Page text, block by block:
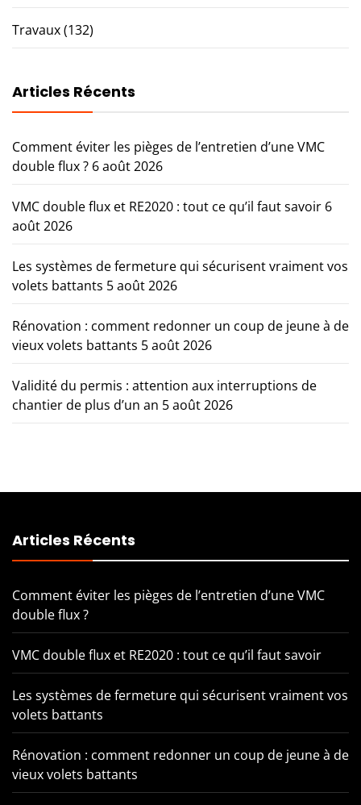
Travaux(132)
Articles Récents
Comment éviter les pièges de l’entretien d’une VMC
double flux ? 6 août 2026
VMC double flux et RE2020 : tout ce qu’il faut savoir 6
août 2026
Les systèmes de fermeture qui sécurisent vraiment vos
volets battants 5 août 2026
Rénovation : comment redonner un coup de jeune à de
vieux volets battants 5 août 2026
Validité du permis : attention aux interruptions de
chantier de plus d’un an 5 août 2026
Articles Récents
Comment éviter les pièges de l’entretien d’une VMC
double flux ?
VMC double flux et RE2020 : tout ce qu’il faut savoir
Les systèmes de fermeture qui sécurisent vraiment vos
volets battants
Rénovation : comment redonner un coup de jeune à de
vieux volets battants